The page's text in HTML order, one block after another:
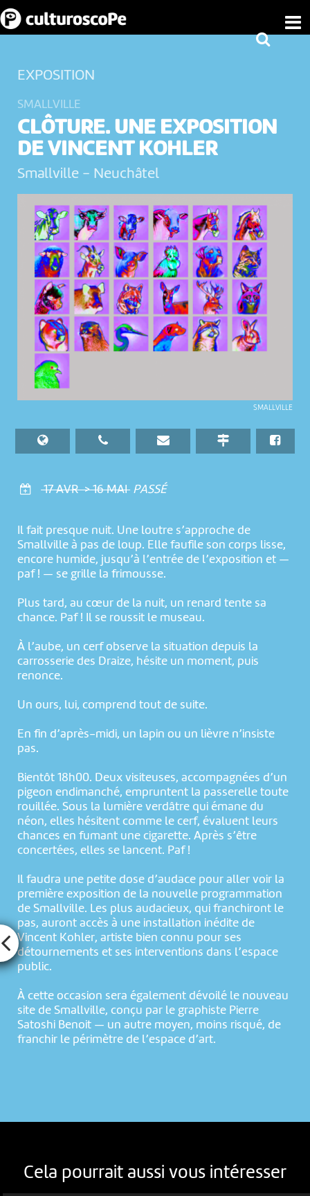
17 AVR > 16 MAI PASSÉ
SMALLVILLE
EXPOSITION
SMALLVILLE
CLÔTURE. UNE EXPOSITION
DE VINCENT KOHLER
Smallville - Neuchâtel
Il fait presque nuit. Une loutre s’approche de
Smallville à pas de loup. Elle faufile son corps lisse,
encore humide, jusqu’à l’entrée de l’exposition et —
paf ! — se grille la frimousse.
Plus tard, au cœur de la nuit, un renard tente sa
chance. Paf ! Il se roussit le museau.
À l’aube, un cerf observe la situation depuis la
carrosserie des Draize, hésite un moment, puis
renonce.
Un ours, lui, comprend tout de suite.
En fin d’après-midi, un lapin ou un lièvre n’insiste
pas.
Bientôt 18h00. Deux visiteuses, accompagnées d’un
pigeon endimanché, empruntent la passerelle toute
rouillée. Sous la lumière verdâtre qui émane du
néon, elles hésitent comme le cerf, évaluent leurs
chances en fumant une cigarette. Après s’être
concertées, elles se lancent. Paf !
Il faudra une petite dose d’audace pour aller voir la
première exposition de la nouvelle programmation
de Smallville. Les plus audacieux, qui franchiront le
pas, auront accès à une installation inédite de
Vincent Kohler, artiste bien connu pour ses
détournements et ses interventions dans l’espace
public.
À cette occasion sera également dévoilé le nouveau
site de Smallville, conçu par le graphiste Pierre
Satoshi Benoit — un autre moyen, moins risqué, de
franchir le périmètre de l’espace d’art.
Cela pourrait aussi vous intéresser